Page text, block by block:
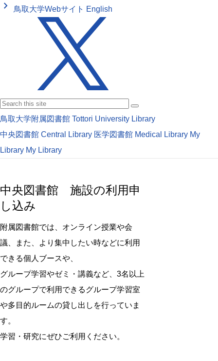
keyboard_arrow_right 鳥取大学Webサイト English
鳥取大学附属図書館 Tottori University Library
中央図書館 Central Library 医学図書館 Medical Library My
Library My Library
中央図書館 施設の利用申
し込み
附属図書館では、オンライン授業や会
議、また、より集中したい時などに利用
できる個人ブースや、
グループ学習やゼミ・講義など、3名以上
のグループで利用できるグループ学習室
や多目的ルームの貸し出しを行っていま
す。
学習・研究にぜひご利用ください。